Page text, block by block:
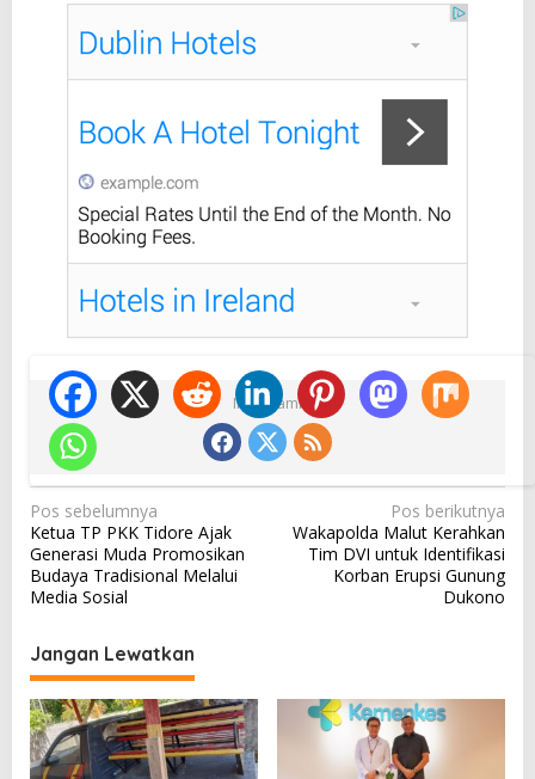
Ikuti Kami
N
a
v
i
g
a
s
i
Pos sebelumnya
Ketua TP PKK Tidore Ajak
Generasi Muda Promosikan
Budaya Tradisional Melalui
Media Sosial
Pos berikutnya
Wakapolda Malut Kerahkan
Tim DVI untuk Identifikasi
Korban Erupsi Gunung
Dukono
Jangan Lewatkan